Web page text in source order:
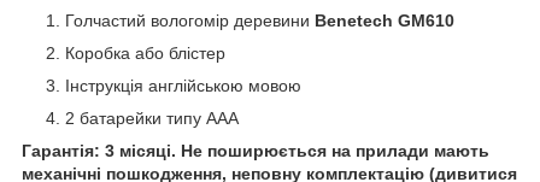
Голчастий вологомір деревини Benetech GM610
Коробка або блістер
Інструкція англійською мовою
2 батарейки типу ААА
Гарантія: 3 місяці. Не поширюється на прилади мають
механічні пошкодження, неповну комплектацію (дивитися